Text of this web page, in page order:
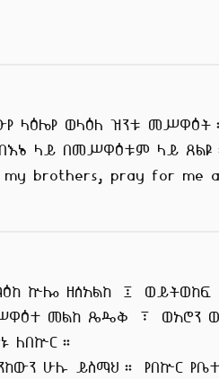
ላዕሌየ ወላዕለ ዝንቱ
ላይ በመሥዋዕቱም ላይ
brothers, pray for me
ኵሎ ዘሰአልከ ፤
መልከ ጼዴቅ ፣ ወአሮን
ለበኵር።
ሁሉ ይስማህ። የበኵር የቤተ